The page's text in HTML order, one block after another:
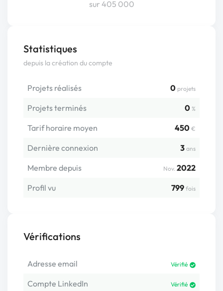
sur 405 000
Statistiques
depuis la création du compte
Projets réalisés 0 projets
Projets terminés 0 %
Tarif horaire moyen 450 €
Dernière connexion 3 ans
Membre depuis Nov. 2022
Profil vu
799 fois
Vérifications
Adresse email Vérifié
Compte LinkedIn Vérifié